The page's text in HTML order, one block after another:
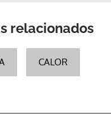
relacionados
CALOR